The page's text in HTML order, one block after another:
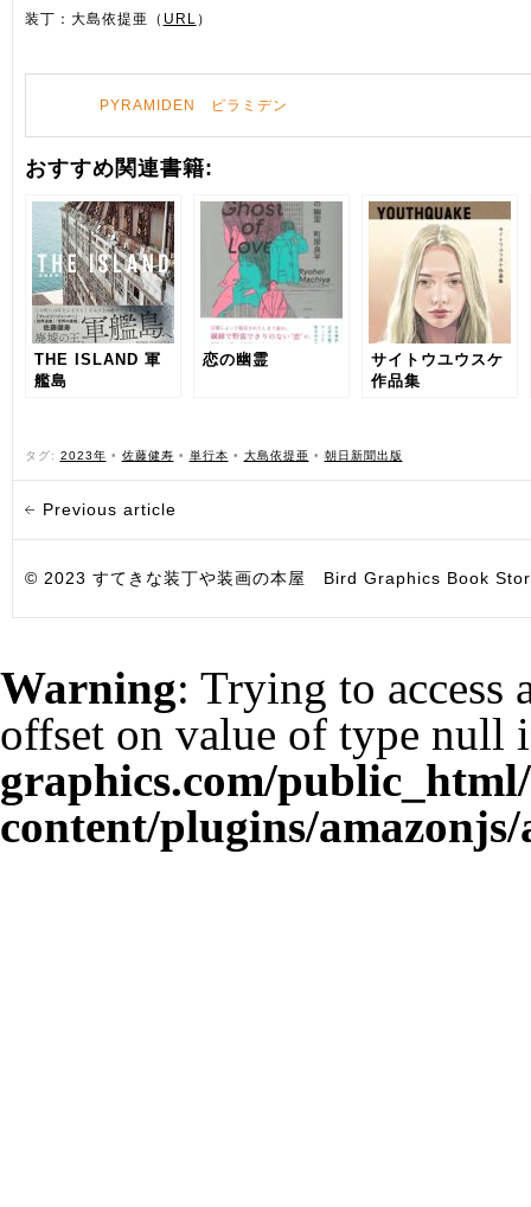
装丁：大島依提亜（ URL ）
PYRAMIDEN ピラミデン
おすすめ関連書籍:
THE ISLAND 軍
艦島
恋の幽霊
サイトウユウスケ
作品集
タグ: 2023年 • 佐藤健寿 • 単行本 • 大島依提亜 • 朝日新聞出版
Previous article
© 2023 すてきな装丁や装画の本屋 Bird Graphics Book
Warning: Trying to access
offset on value of type null
graphics.com/
content/plugins/